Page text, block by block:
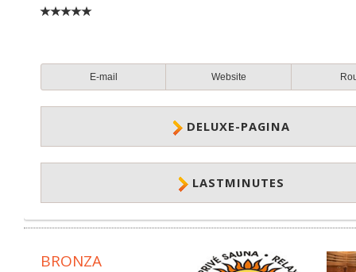
E-mail Website
DELUXE-PAGINA
LASTMINUTES
BRONZA